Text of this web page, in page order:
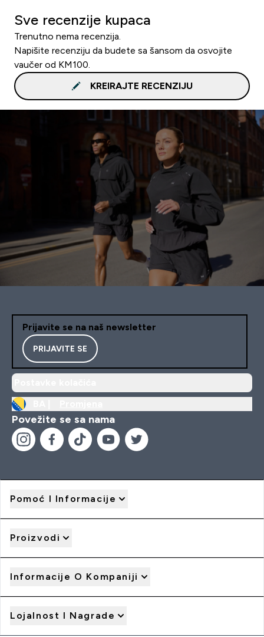
Sve recenzije kupaca
Trenutno nema recenzija.
Napišite recenziju da budete sa šansom da osvojite
vaučer od KM100.
KREIRAJTE RECENZIJU
Prijavite se na naš newsletter
PRIJAVITE SE
Povežite se sa nama
Pomoć I Informacije
Proizvodi
Informacije O Kompaniji
Lojalnost I Nagrade